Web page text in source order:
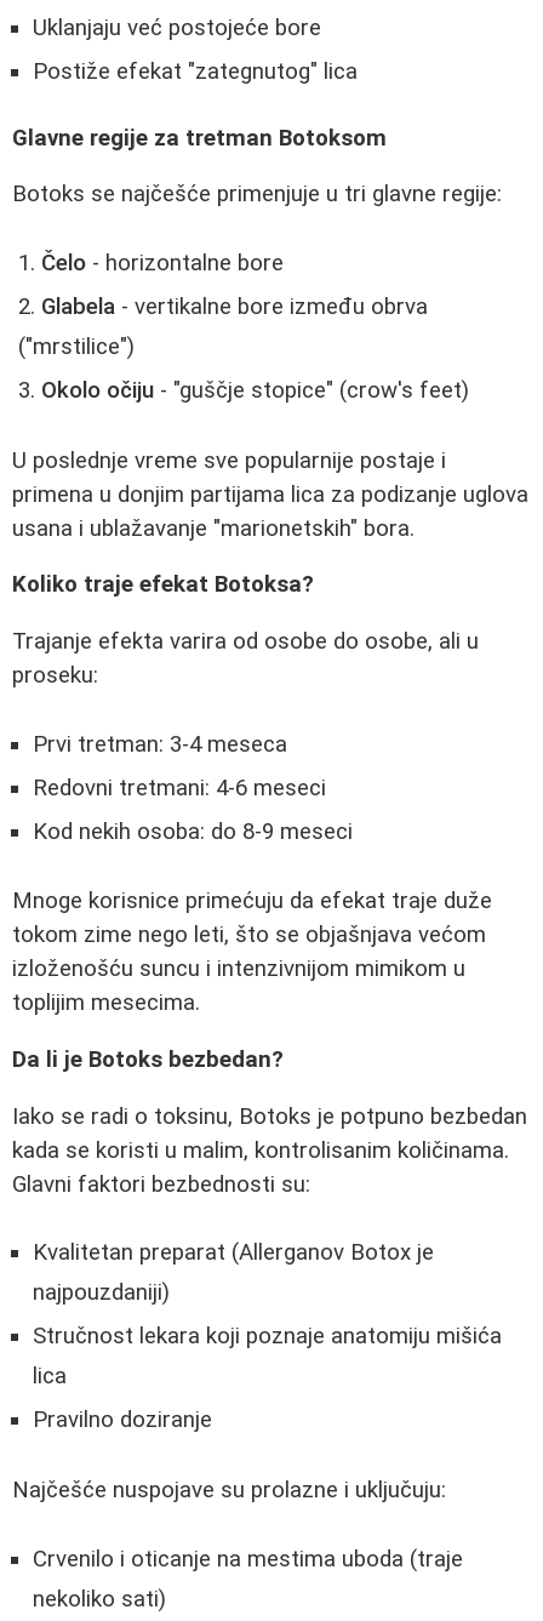
Uklanjaju već postojeće bore
Postiže efekat "zategnutog" lica
Glavne regije za tretman Botoksom
Botoks se najčešće primenjuje u tri glavne regije:
Čelo - horizontalne bore
Glabela - vertikalne bore između obrva
("mrstilice")
Okolo očiju - "guščje stopice" (crow's feet)
U poslednje vreme sve popularnije postaje i
primena u donjim partijama lica za podizanje uglova
usana i ublažavanje "marionetskih" bora.
Koliko traje efekat Botoksa?
Trajanje efekta varira od osobe do osobe, ali u
proseku:
Prvi tretman: 3-4 meseca
Redovni tretmani: 4-6 meseci
Kod nekih osoba: do 8-9 meseci
Mnoge korisnice primećuju da efekat traje duže
tokom zime nego leti, što se objašnjava većom
izloženošću suncu i intenzivnijom mimikom u
toplijim mesecima.
Da li je Botoks bezbedan?
Iako se radi o toksinu, Botoks je potpuno bezbedan
kada se koristi u malim, kontrolisanim količinama.
Glavni faktori bezbednosti su:
Kvalitetan preparat (Allerganov Botox je
najpouzdaniji)
Stručnost lekara koji poznaje anatomiju mišića
lica
Pravilno doziranje
Najčešće nuspojave su prolazne i uključuju:
Crvenilo i oticanje na mestima uboda (traje
nekoliko sati)